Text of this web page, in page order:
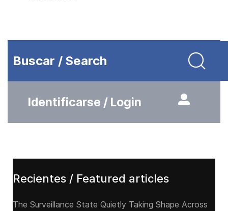
Buscar / Search
Identificarse / Login
Recientes / Featured articles
The Surveillance State Quietly Taking Shape Across